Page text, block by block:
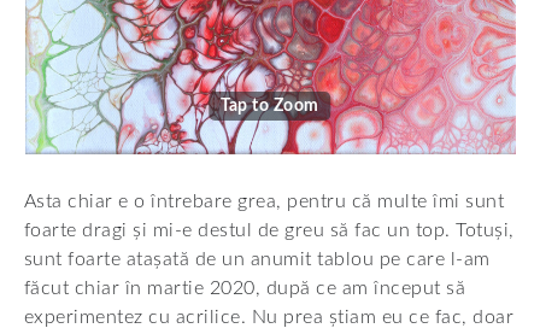
Tap to Zoom
Asta chiar e o întrebare grea, pentru că multe îmi sunt
foarte dragi și mi-e destul de greu să fac un top. Totuși,
sunt foarte atașată de un anumit tablou pe care l-am
făcut chiar în martie 2020, după ce am început să
experimentez cu acrilice. Nu prea știam eu ce fac, doar